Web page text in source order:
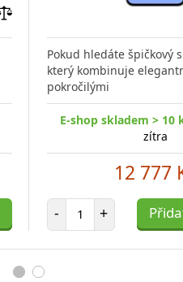
porovnáníPokud hledáte špičkový
který kombinuje
pokročilými
E-shop skladem > 10
zítra
12 777
- Počet položek
+